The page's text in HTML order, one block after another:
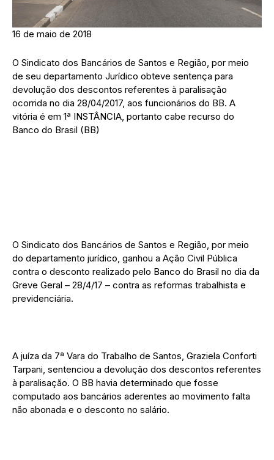
16 de maio de 2018
O Sindicato dos Bancários de Santos e Região, por meio
de seu departamento Jurídico obteve sentença para
devolução dos descontos referentes à paralisação
ocorrida no dia 28/04/2017, aos funcionários do BB. A
vitória é em 1ª INSTÂNCIA, portanto cabe recurso do
Banco do Brasil (BB)
O Sindicato dos Bancários de Santos e Região, por meio
do departamento jurídico, ganhou a Ação Civil Pública
contra o desconto realizado pelo Banco do Brasil no dia da
Greve Geral – 28/4/17 – contra as reformas trabalhista e
previdenciária.
A juíza da 7ª Vara do Trabalho de Santos, Graziela Conforti
Tarpani, sentenciou a devolução dos descontos referentes
à paralisação. O BB havia determinado que fosse
computado aos bancários aderentes ao movimento falta
não abonada e o desconto no salário.